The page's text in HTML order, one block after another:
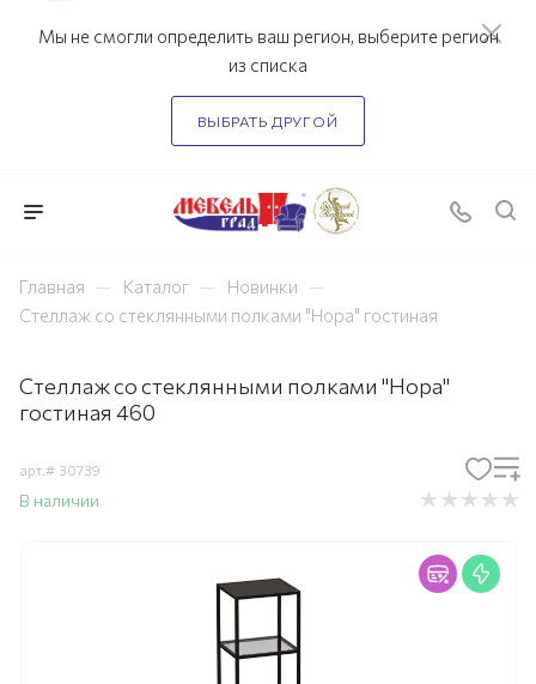
Мы не смогли определить ваш регион, выберите регион
из списка
ВЫБРАТЬ ДРУГОЙ
Главная — Каталог — Новинки —
Стеллаж со стеклянными полками "Нора" гостиная
Стеллаж со стеклянными полками "Нора"
гостиная 460
арт.# 30739
В наличии